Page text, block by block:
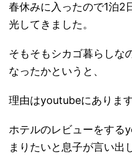
春休みに入ったので1泊2
光してきました。
そもそもシカゴ暮らしな
なったかというと、
理由はyoutubeにあります
ホテルのレビューをする
まりたいと息子が言い出